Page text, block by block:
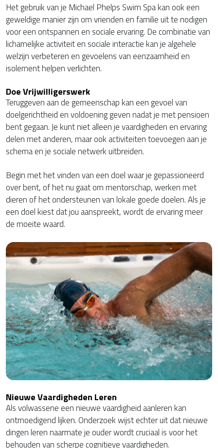
Het gebruik van je Michael Phelps Swim Spa kan ook een
geweldige manier zijn om vrienden en familie uit te nodigen
voor een ontspannen en sociale ervaring. De combinatie van
lichamelijke activiteit en sociale interactie kan je algehele
welzijn verbeteren en gevoelens van eenzaamheid en
isolement helpen verlichten.
Doe Vrijwilligerswerk
Teruggeven aan de gemeenschap kan een gevoel van
doelgerichtheid en voldoening geven nadat je met pensioen
bent gegaan. Je kunt niet alleen je vaardigheden en ervaring
delen met anderen, maar ook activiteiten toevoegen aan je
schema en je sociale netwerk uitbreiden.
Begin met het vinden van een doel waar je gepassioneerd
over bent, of het nu gaat om mentorschap, werken met
dieren of het ondersteunen van lokale goede doelen. Als je
een doel kiest dat jou aanspreekt, wordt de ervaring meer
de moeite waard.
Nieuwe Vaardigheden Leren
Als volwassene een nieuwe vaardigheid aanleren kan
ontmoedigend lijken. Onderzoek wijst echter uit dat nieuwe
dingen leren naarmate je ouder wordt cruciaal is voor het
behouden van scherpe cognitieve vaardigheden.